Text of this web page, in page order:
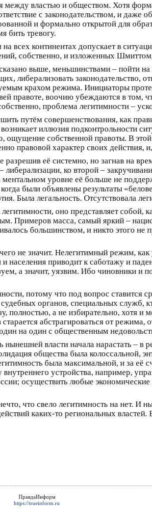
властью и обществом. Хотя
с законодательством, и
и формально открытой для
бить тревогу.
всех континентах допускает в
собственно, и изложенных
выше, меньшинствами – пойти
либерализовать законодательство,
крахом режима. Инициаторы
правоте, воочию убеждаются в том,
проблема легитимности –
путём совершенствования, как
иллюзия подконтрольности
ощущение собственной правоты. В
правовой характер своих
её системно, но загнав на
ко второй –
уровне её больше не
были объявлены результаты
Была легальность. Отсутствовала
оно представляет собой,
масса, самый яркий –
большинством, и никто этого не
не значит. Нелегитимный режим,
населения приводит к саботажу и
а значит, уязвим. Ибо чиновники и
потому что под вопрос ставится
органов, специальных служб,
полностью, а не избирательно, хотя
абстрагироваться от режима,
на один с общественным
власти начала нарастать – в
общества была колоссальной,
была максимальной, и за её
устройства, например,
осуществить любые
что свело легитимность на нет. И
каких-то региональных
ПравдаИнформ
https://trueinform.ru